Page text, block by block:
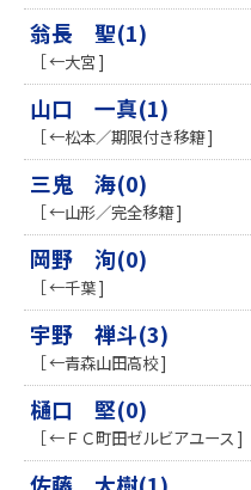
翁長 聖(1)
［ ←大宮 ]
山口 一真(1)
［ ←松本／期限付き移籍 ]
三鬼 海(0)
［ ←山形／完全移籍 ]
岡野 洵(0)
［ ←千葉 ]
宇野 禅斗(3)
［ ←青森山田高校 ]
樋口 堅(0)
［ ←ＦＣ町田ゼルビアユース ]